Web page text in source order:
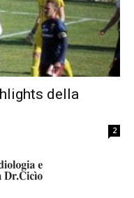
della
2